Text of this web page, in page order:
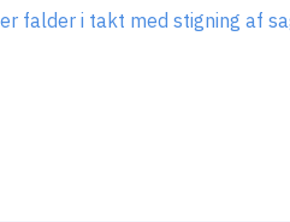
falder i takt med stigning af